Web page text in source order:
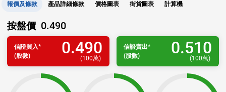
報價及條款 產品詳細條款 價格圖表 街貨圖表 計算機
按盤價 0.490
信證買入*
(股數)
0.490
(100萬)
信證賣出*
(股數)
0.510
(100萬)